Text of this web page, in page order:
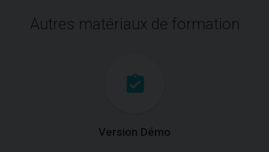
Autres matériaux de formation
Version Démo